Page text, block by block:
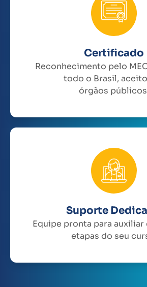
Certificado
Reconhecimento pelo
todo o Brasil,
órgãos
Suporte
Equipe pronta para auxiliar
etapas do seu